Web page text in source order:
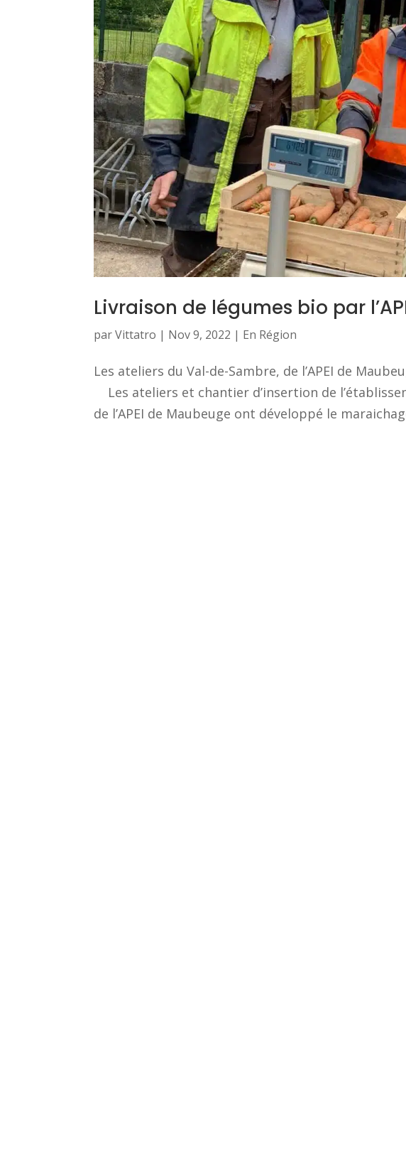
Livraison de légumes bio par
parVittatro | Nov 9, 2022 | En Région
Les ateliers du Val-de-Sambre, de l’APEI de
Les ateliers et chantier d’insertion de
de l’APEI de Maubeuge ont développé le